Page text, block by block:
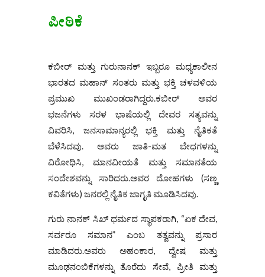
ಪೀಠಿಕೆ
ಕಬೀರ್ ಮತ್ತು ಗುರುನಾನಕ್ ಇಬ್ಬರೂ ಮಧ್ಯಕಾಲೀನ
ಭಾರತದ ಮಹಾನ್ ಸಂತರು ಮತ್ತು ಭಕ್ತಿ ಚಳವಳಿಯ
ಪ್ರಮುಖ ಮುಖಂಡರಾಗಿದ್ದರು.ಕಬೀರ್ ಅವರ
ಭಜನೆಗಳು ಸರಳ ಭಾಷೆಯಲ್ಲಿ ದೇವರ ಸತ್ಯವನ್ನು
ವಿವರಿಸಿ, ಜನಸಾಮಾನ್ಯರಲ್ಲಿ ಭಕ್ತಿ ಮತ್ತು ನೈತಿಕತೆ
ಬೆಳೆಸಿದವು. ಅವರು ಜಾತಿ-ಮತ ಬೇಧಗಳನ್ನು
ವಿರೋಧಿಸಿ, ಮಾನವೀಯತೆ ಮತ್ತು ಸಮಾನತೆಯ
ಸಂದೇಶವನ್ನು ಸಾರಿದರು.ಅವರ ದೋಹಗಳು (ಸಣ್ಣ
ಕವಿತೆಗಳು) ಜನರಲ್ಲಿ ನೈತಿಕ ಜಾಗೃತಿ ಮೂಡಿಸಿದವು.
ಗುರು ನಾನಕ್ ಸಿಖ್ ಧರ್ಮದ ಸ್ಥಾಪಕರಾಗಿ, “ಏಕ ದೇವ,
ಸರ್ವರೂ ಸಮಾನ” ಎಂಬ ತತ್ವವನ್ನು ಪ್ರಸಾರ
ಮಾಡಿದರು.ಅವರು ಅಹಂಕಾರ, ದ್ವೇಷ ಮತ್ತು
ಮೂಢನಂಬಿಕೆಗಳನ್ನು ತೊರೆದು ಸೇವೆ, ಪ್ರೀತಿ ಮತ್ತು